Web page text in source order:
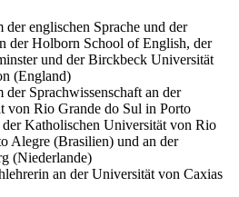
der englischen Sprache und der
der Holborn School of English, der
und der Birckbeck Universität
(England)
Sprachwissenschaft an der
von Rio Grande do Sul in Porto
Katholischen Universität von Rio
Alegre (Brasilien) und an der
(Niederlande)
an der Universität von Caxias